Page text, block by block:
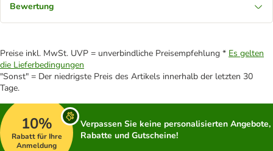
Bewertung
Preise inkl. MwSt. UVP = unverbindliche Preisempfehlung * Es gelten
die Lieferbedingungen
"Sonst" = Der niedrigste Preis des Artikels innerhalb der letzten 30
Tage.
10%
Rabatt für Ihre
Anmeldung
Verpassen Sie keine personalisierten Angebote,
Rabatte und Gutscheine!